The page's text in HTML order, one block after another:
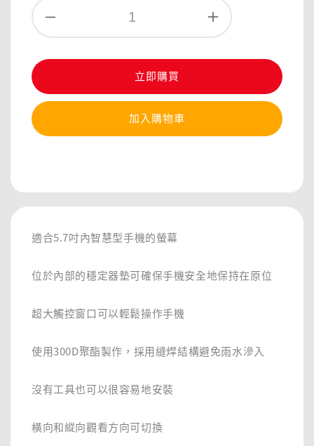
立即購買
加入購物車
適合5.7吋內智慧型手機的螢幕
位於內部的穩定器墊可確保手機安全地保持在原位
超大觸控窗口可以輕鬆操作手機
使用300D聚酯製作，採用縫焊結構避免雨水滲入
沒有工具也可以很容易地安裝
橫向和縱向觀看方向可切換